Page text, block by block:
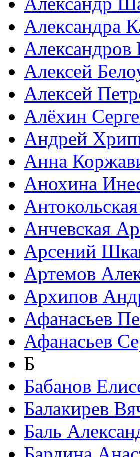
Александра
Александров
Алексей
Алексей
Алёхин
Андрей
Анна
Анохина
Анчевская
Арсений
Артемов
Архипов
Афанасьев
Афанасьев
Б
Бабанов
Балакирев
Баль